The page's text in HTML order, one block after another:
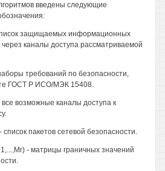
введены следующие
защищаемых информационных
каналы доступа рассматриваемой
требований по безопасности,
ГОСТ Р ИСО/МЭК 15408.
возможные каналы доступа к
пакетов сетевой безопасности.
- матрицы граничных значений